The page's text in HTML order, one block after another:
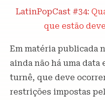
LatinPopCast #34:
que estão
Em matéria publicada
ainda não há uma data
turnê, que deve
restrições impostas